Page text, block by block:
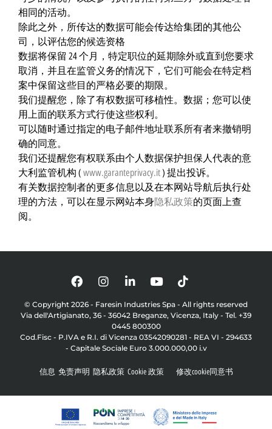
相同的活动。
除此之外，所传达的数据可能会传达给集团的其他公
司，以评估您的候选资格
数据将保留 24 个月，特定职位的延期除外或直到您要求
取消，并且在监管义务的情况下，它们可能会在特定档
案中保留这些目的严格必要的期限。
我们提醒您，除了有权数据可移植性。数据；您可以使
用上面的联系方式行使这些权利。
可以随时通过指定的电子邮件地址联系所有者来撤销明
确的同意。
我们还提醒您有权联系由个人数据保护担保人代表的意
大利监管机构 ( www.garanteprivacy.it) 提出投诉。
有关数据控制者的更多信息以及在本网站导航后执行处
理的方法，可以在显示网站本身隐私政策的页面上查
阅。
© Copyright 2026 - Faresin Industries Spa - All rights reserved
Via dell'Artigianato, 36 - 36042 Breganze, Vicenza, Italy - Tel. +39
0445 800300
Cod.Fisc - P.IVA e R.I. di Vicenza 03542090281 - REA VI - 294633
- Capitale Sociale Euro 3.000.000,00 i.v
信息 免责声明 隐私政策 Cookie 政策 修改cookie同意书